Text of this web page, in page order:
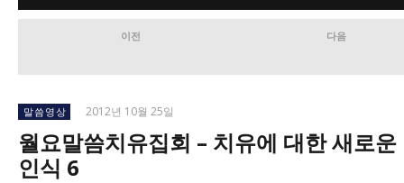
이전 다음
말씀영상 2012년 10월 25일
월요말씀치유집회 – 치유에 대한 새로운
인식 6